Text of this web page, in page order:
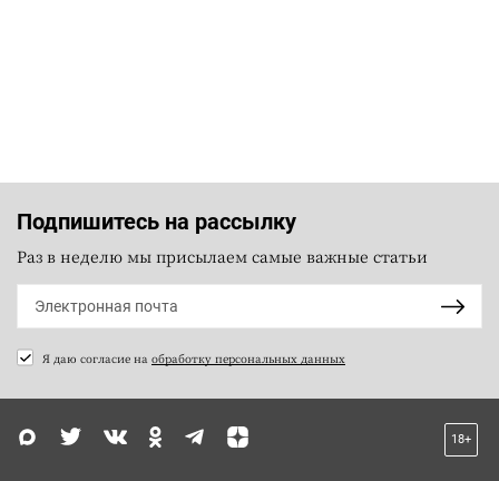
Подпишитесь на рассылку
Раз в неделю мы присылаем самые важные статьи
Я даю согласие на обработку персональных данных
18+